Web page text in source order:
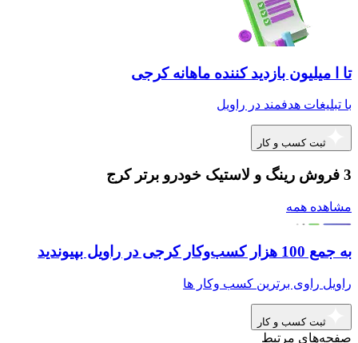
تا ا میلیون بازدید کننده ماهانه کرجی
با تبلیغات هدفمند در راویل
ثبت کسب و کار
3 فروش رینگ و لاستیک خودرو برتر کرج
مشاهده همه
به جمع 100 هزار کسب‌وکار کرجی در راویل بپیوندید
راویل راوی برترین کسب وکار ها
ثبت کسب و کار
صفحه‌های مرتبط